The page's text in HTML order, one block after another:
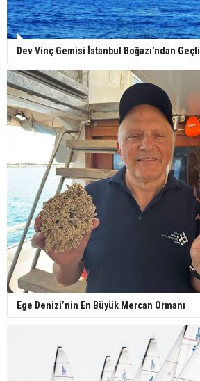
Dev Vinç Gemisi İstanbul Boğazı'ndan Geçti
Ege Denizi’nin En Büyük Mercan Ormanı